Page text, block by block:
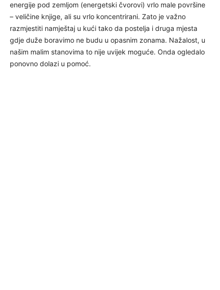
energije pod zemljom (energetski čvorovi) vrlo male površine
– veličine knjige, ali su vrlo koncentrirani. Zato je važno
razmjestiti namještaj u kući tako da postelja i druga mjesta
gdje duže boravimo ne budu u opasnim zonama. Nažalost, u
našim malim stanovima to nije uvijek moguće. Onda ogledalo
ponovno dolazi u pomoć.